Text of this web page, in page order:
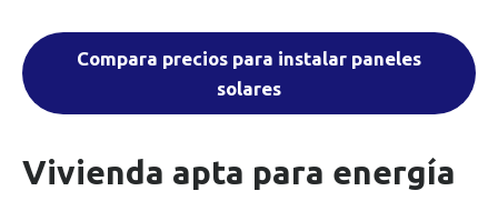
Compara precios para instalar paneles
solares
Vivienda apta para energía